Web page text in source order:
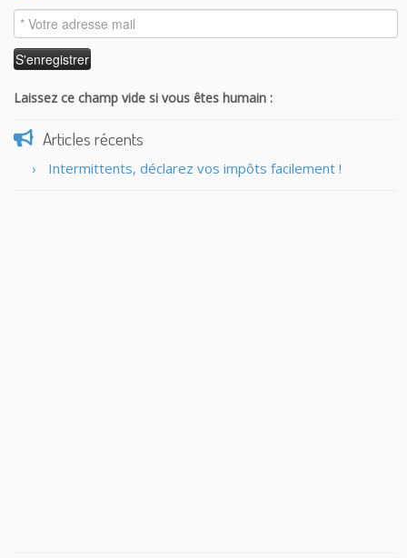
Laissez ce champ vide si vous êtes humain :
Articles récents
Intermittents, déclarez vos impôts facilement !